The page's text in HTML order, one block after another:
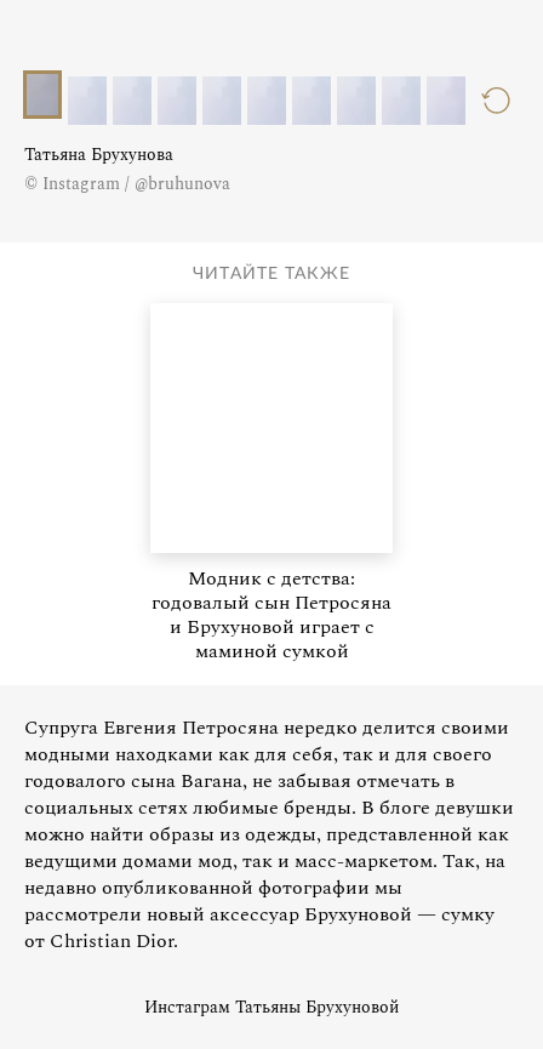
Татьяна Брухунова
© Instagram / @bruhunova
ЧИТАЙТЕ ТАКЖЕ
Модник с детства:
годовалый сын Петросяна
и Брухуновой играет с
маминой сумкой
Супруга Евгения Петросяна нередко делится своими
модными находками как для себя, так и для своего
годовалого сына Вагана, не забывая отмечать в
социальных сетях любимые бренды. В блоге девушки
можно найти образы из одежды, представленной как
ведущими домами мод, так и масс-маркетом. Так, на
недавно опубликованной фотографии мы
рассмотрели новый аксессуар Брухуновой — сумку
от Christian Dior.
Инстаграм Татьяны Брухуновой